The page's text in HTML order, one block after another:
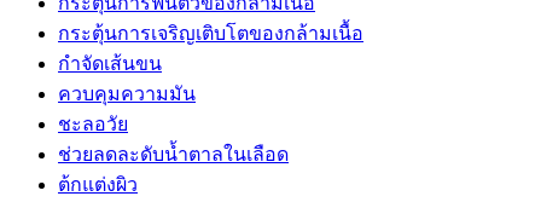
กระตุ้นการเจริญเติบโตของกล้ามเนื้อ
กำจัดเส้นขน
ควบคุมความมัน
ชะลอวัย
ช่วยลดละดับน้ำตาลในเลือด
ต้กแต่งผิว